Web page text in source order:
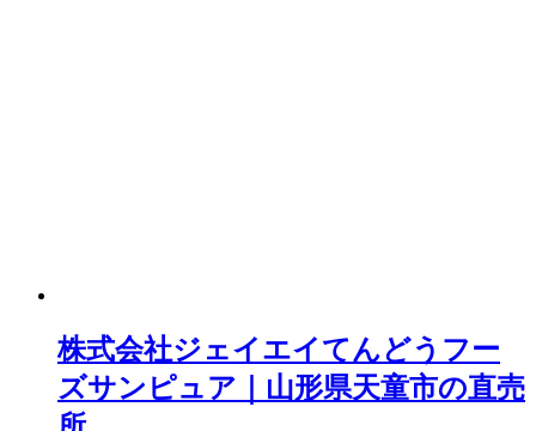
株式会社ジェイエイてんどうフー
ズサンピュア｜山形県天童市の直売